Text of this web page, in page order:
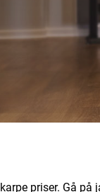
priser. Gå på